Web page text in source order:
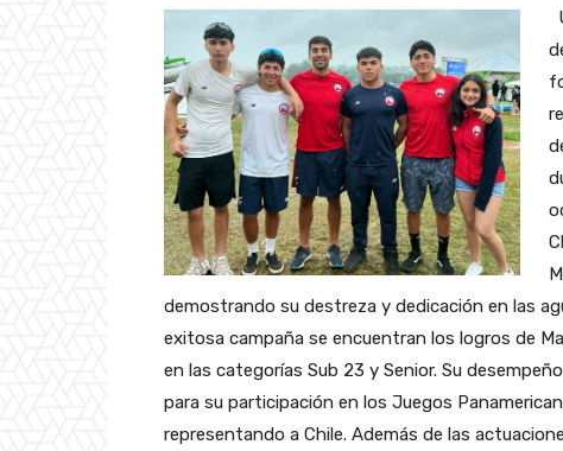
demostrando su destreza y dedicación en las
exitosa campaña se encuentran los logros de
en las categorías Sub 23 y Senior. Su
para su participación en los Juegos
representando a Chile. Además de las